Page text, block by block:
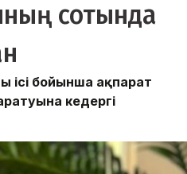
сотында
ісі бойынша ақпарат
кедергі